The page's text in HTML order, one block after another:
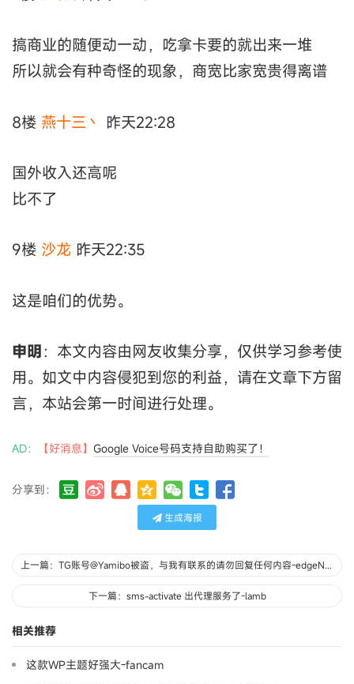
搞商业的随便动一动，吃拿卡要的就出来一堆
所以就会有种奇怪的现象，商宽比家宽贵得离谱
8楼 燕十三丶 昨天22:28
国外收入还高呢
比不了
9楼 沙龙 昨天22:35
这是咱们的优势。
申明：本文内容由网友收集分享，仅供学习参考使
用。如文中内容侵犯到您的利益，请在文章下方留
言，本站会第一时间进行处理。
AD： 【好消息】 Google Voice号码支持自助购买了！
分享到：
生成海报
上一篇：TG账号@Yamibo被盗，与我有联系的请勿回复任何内容-edgeNAT
下一篇：sms-activate 出代理服务了-lamb
相关推荐
这款WP主题好强大-fancam